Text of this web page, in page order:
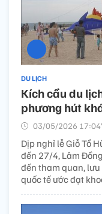
DU LỊCH
Kích cầu du
phương hút
03/05/2026 17:04’
Dịp nghỉ lễ Giỗ Tổ
đến 27/4, Lâm
đến tham quan,
quốc tế ước đạt